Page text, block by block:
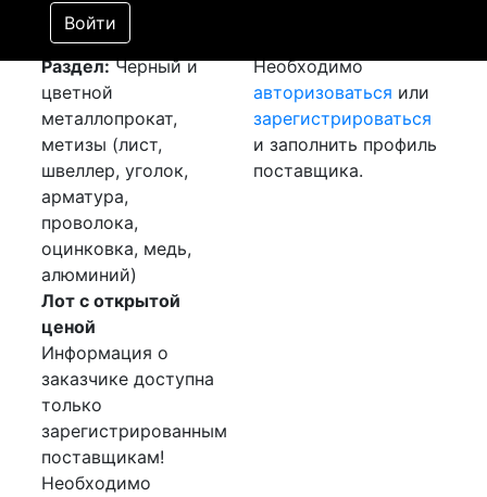
Войти
АУКЦИОН (покупка
товара)
Раздел:Черный и
цветной
металлопрокат,
метизы (лист,
швеллер, уголок,
арматура,
проволока,
оцинковка, медь,
алюминий)
Лот с открытой
ценой
Информация о
заказчике доступна
только
зарегистрированным
поставщикам!
Необходимо
Необходимо
авторизоваться или
зарегистрироваться
и заполнить профиль
поставщика.